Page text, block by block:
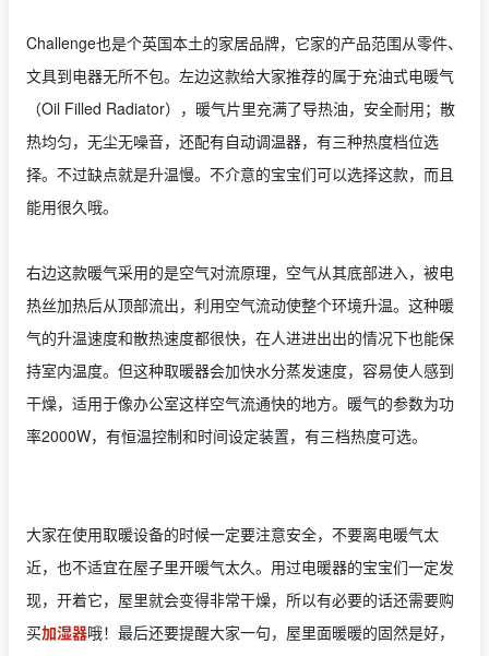
Challenge也是个英国本土的家居品牌，它家的产品范围从零件、
文具到电器无所不包。左边这款给大家推荐的属于充油式电暖气
（Oil Filled Radiator），暖气片里充满了导热油，安全耐用；散
热均匀，无尘无噪音，还配有自动调温器，有三种热度档位选
择。不过缺点就是升温慢。不介意的宝宝们可以选择这款，而且
能用很久哦。
右边这款暖气采用的是空气对流原理，空气从其底部进入，被电
热丝加热后从顶部流出，利用空气流动使整个环境升温。这种暖
气的升温速度和散热速度都很快，在人进进出出的情况下也能保
持室内温度。但这种取暖器会加快水分蒸发速度，容易使人感到
干燥，适用于像办公室这样空气流通快的地方。暖气的参数为功
率2000W，有恒温控制和时间设定装置，有三档热度可选。
大家在使用取暖设备的时候一定要注意安全，不要离电暖气太
近，也不适宜在屋子里开暖气太久。用过电暖器的宝宝们一定发
现，开着它，屋里就会变得非常干燥，所以有必要的话还需要购
买加湿器哦！最后还要提醒大家一句，屋里面暖暖的固然是好，